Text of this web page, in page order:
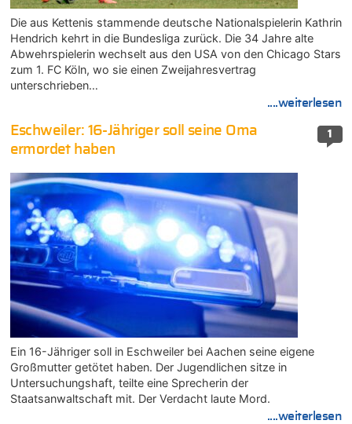
Die aus Kettenis stammende deutsche Nationalspielerin Kathrin
Hendrich kehrt in die Bundesliga zurück. Die 34 Jahre alte
Abwehrspielerin wechselt aus den USA von den Chicago Stars
zum 1. FC Köln, wo sie einen Zweijahresvertrag
unterschrieben…
....weiterlesen
1
Eschweiler: 16-Jähriger soll seine Oma
ermordet haben
Ein 16-Jähriger soll in Eschweiler bei Aachen seine eigene
Großmutter getötet haben. Der Jugendlichen sitze in
Untersuchungshaft, teilte eine Sprecherin der
Staatsanwaltschaft mit. Der Verdacht laute Mord.
....weiterlesen